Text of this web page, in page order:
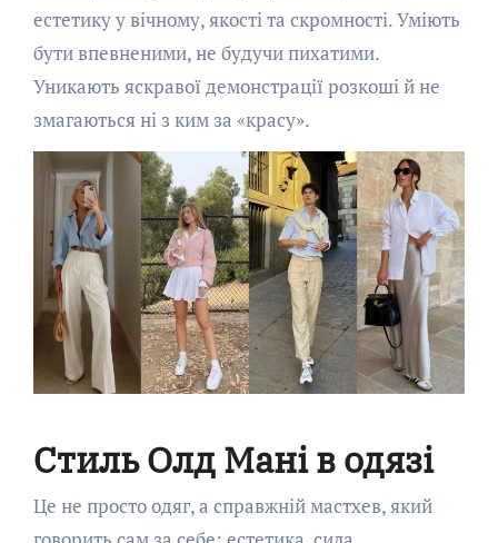
естетику у вічному, якості та скромності. Уміють
бути впевненими, не будучи пихатими.
Уникають яскравої демонстрації розкоші й не
змагаються ні з ким за «красу».
Стиль Олд Мані в одязі
Це не просто одяг, а справжній мастхев, який